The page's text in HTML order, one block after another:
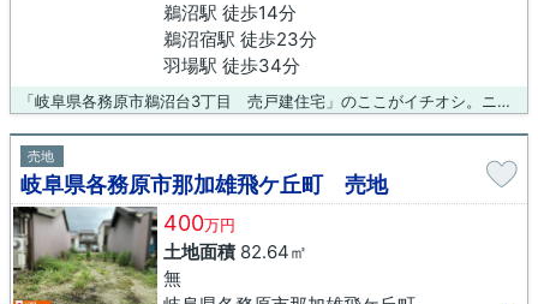
鵜沼駅 徒歩14分
鵜沼宿駅 徒歩23分
羽場駅 徒歩34分
「岐阜県各務原市鵜沼台3丁目 売戸建住宅」のここがイチオシ。ニーズの高い中古の戸建て物件は、経済的なメリットも大きいです。駅まで徒歩14分の場所に立地しています。各務原市や高山本線鵜沼付近でなら、お客様に合った一戸建てがきっと見つかります。まずはご希望条件をスタッフまでお伝え下さい。
売地
岐阜県各務原市那加雄飛ケ丘町 売地
400万円
土地面積82.64㎡
無